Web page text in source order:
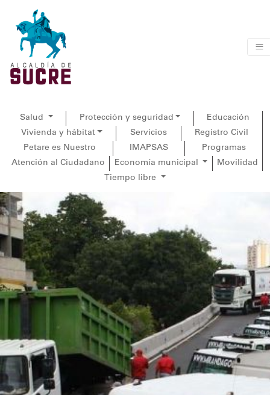
Salud Protección y seguridad
Educación
Vivienda y hábitat
Servicios
Registro Civil
Petare es Nuestro
IMAPSAS
Programas
Atención al Ciudadano
Economía municipal
Movilidad
Tiempo libre